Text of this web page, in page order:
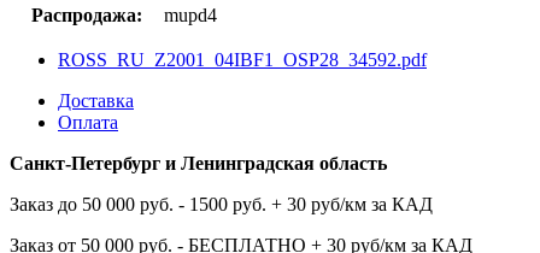
Распродажа:
mupd4
ROSS_RU_Z2001_04IBF1_OSP28_34592.pdf
Доставка
Оплата
Санкт-Петербург и Ленинградская область
Заказ до 50 000 руб. - 1500 руб. + 30 руб/км за КАД
Заказ от 50 000 руб. - БЕСПЛАТНО + 30 руб/км за КАД